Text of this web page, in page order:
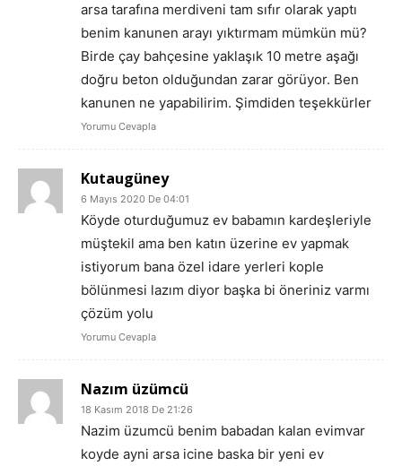
arsa tarafına merdiveni tam sıfır olarak yaptı
benim kanunen arayı yıktırmam mümkün mü?
Birde çay bahçesine yaklaşık 10 metre aşağı
doğru beton olduğundan zarar görüyor. Ben
kanunen ne yapabilirim. Şimdiden teşekkürler
Yorumu Cevapla
Kutaugüney
6 Mayıs 2020 De 04:01
Köyde oturduğumuz ev babamın kardeşleriyle
müştekil ama ben katın üzerine ev yapmak
istiyorum bana özel idare yerleri kople
bölünmesi lazım diyor başka bi öneriniz varmı
çözüm yolu
Yorumu Cevapla
Nazım üzümcü
18 Kasım 2018 De 21:26
Nazim üzumcü benim babadan kalan evimvar
koyde ayni arsa icine baska bir yeni ev